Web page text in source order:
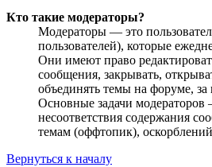
Кто такие модераторы?
Модераторы — это
пользователей), которые
Они имеют право
сообщения, закрывать,
объединять темы на форуме,
Основные задачи модераторов
несоответствия содержания
темам (оффтопик),
Вернуться к началу